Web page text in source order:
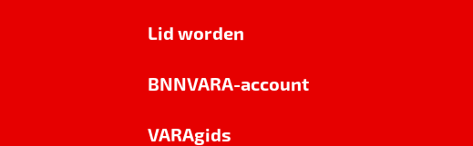
Lid worden
BNNVARA-account
VARAgids